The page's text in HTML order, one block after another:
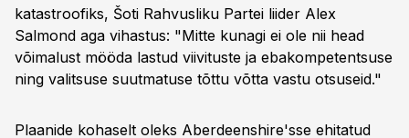
katastroofiks, Šoti Rahvusliku Partei liider Alex
Salmond aga vihastus: "Mitte kunagi ei ole nii head
võimalust mööda lastud viivituste ja ebakompetentsuse
ning valitsuse suutmatuse tõttu võtta vastu otsuseid."
Plaanide kohaselt oleks Aberdeenshire'sse ehitatud